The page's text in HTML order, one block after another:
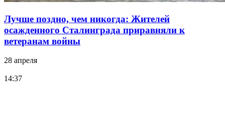
Лучше поздно, чем никогда: Жителей
осажденного Сталинграда приравняли к
ветеранам войны
28 апреля
14:37